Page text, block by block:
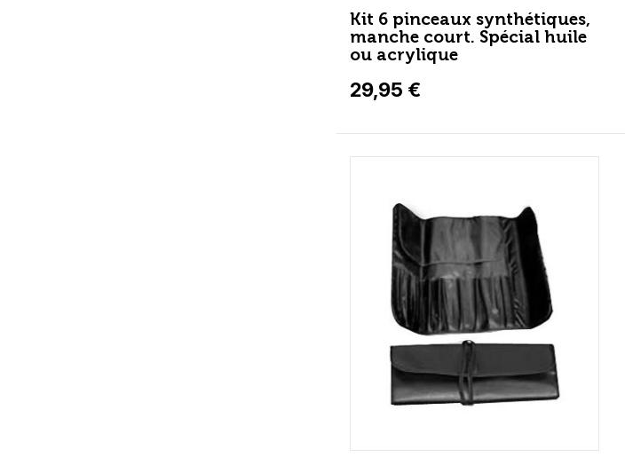
Kit 6 pinceaux synthétiques,
manche court. Spécial huile
ou acrylique
29,95 €